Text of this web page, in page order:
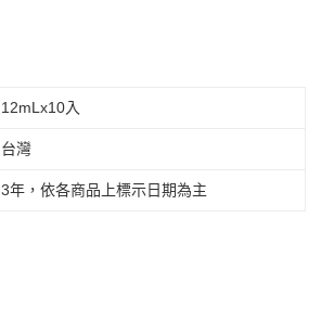
12mLx10入
台灣
3年，依各商品上標示日期為主